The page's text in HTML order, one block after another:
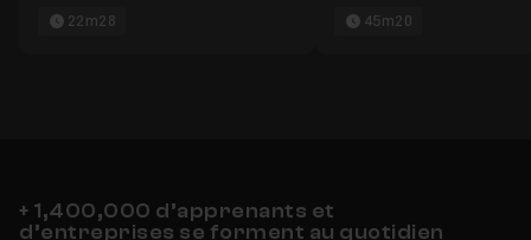
22m28 45m20
+ 1,400,000 d’apprenants et
d’entreprises se forment au quotidien